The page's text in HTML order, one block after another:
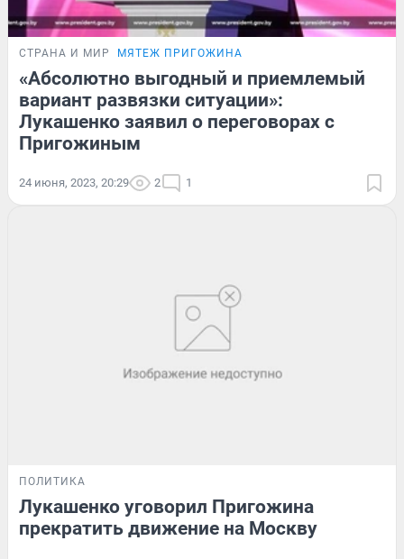
СТРАНА И МИР МЯТЕЖ ПРИГОЖИНА
«Абсолютно выгодный и приемлемый
вариант развязки ситуации»:
Лукашенко заявил о переговорах с
Пригожиным
24 июня, 2023, 20:29 2 1
ПОЛИТИКА
Лукашенко уговорил Пригожина
прекратить движение на Москву